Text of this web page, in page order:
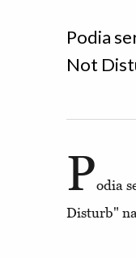
Podia
Not
Podia
Disturb"